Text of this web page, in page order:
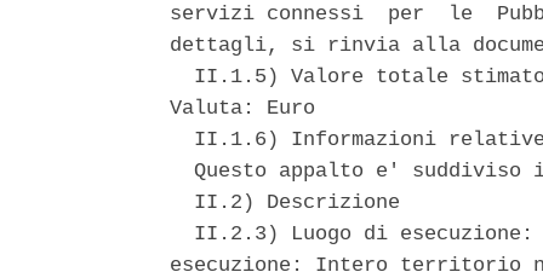
servizi connessi  per  le
dettagli, si rinvia alla
II.1.5) Valore totale
Valuta: Euro
II.1.6) Informazioni
Questo appalto e' suddiviso
  II.2) Descrizione
II.2.3) Luogo di
esecuzione: Intero